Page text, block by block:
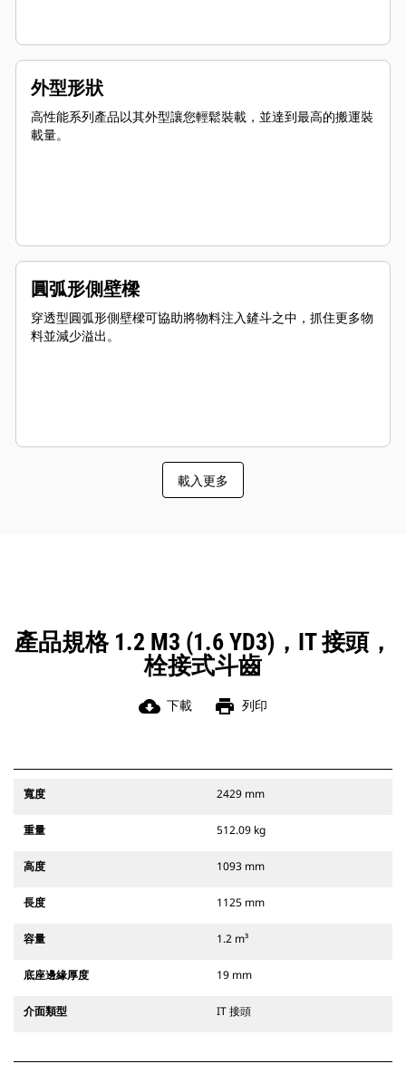
外型形狀
高性能系列產品以其外型讓您輕鬆裝載，並達到最高的搬運裝
載量。
圓弧形側壁樑
穿透型圓弧形側壁樑可協助將物料注入鏟斗之中，抓住更多物
料並減少溢出。
載入更多
產品規格 1.2 M3 (1.6 YD3)，IT 接頭，
栓接式斗齒
cloud_download 下載 print 列印
寬度 2429 mm
重量 512.09 kg
高度 1093 mm
長度 1125 mm
容量 1.2 m³
底座邊緣厚度 19 mm
介面類型 IT 接頭